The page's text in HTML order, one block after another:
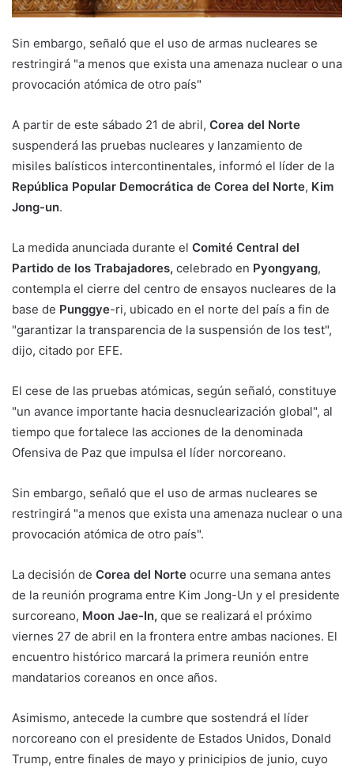
Sin embargo, señaló que el uso de armas nucleares se
restringirá "a menos que exista una amenaza nuclear o una
provocación atómica de otro país"
A partir de este sábado 21 de abril, Corea del Norte
suspenderá las pruebas nucleares y lanzamiento de
misiles balísticos intercontinentales, informó el líder de la
República Popular Democrática de Corea del Norte, Kim
Jong-un.
La medida anunciada durante el Comité Central del
Partido de los Trabajadores, celebrado en Pyongyang,
contempla el cierre del centro de ensayos nucleares de la
base de Punggye-ri, ubicado en el norte del país a fin de
"garantizar la transparencia de la suspensión de los test",
dijo, citado por EFE.
El cese de las pruebas atómicas, según señaló, constituye
"un avance importante hacia desnuclearización global", al
tiempo que fortalece las acciones de la denominada
Ofensiva de Paz que impulsa el líder norcoreano.
Sin embargo, señaló que el uso de armas nucleares se
restringirá "a menos que exista una amenaza nuclear o una
provocación atómica de otro país".
La decisión de Corea del Norte ocurre una semana antes
de la reunión programa entre Kim Jong-Un y el presidente
surcoreano, Moon Jae-In, que se realizará el próximo
viernes 27 de abril en la frontera entre ambas naciones. El
encuentro histórico marcará la primera reunión entre
mandatarios coreanos en once años.
Asimismo, antecede la cumbre que sostendrá el líder
norcoreano con el presidente de Estados Unidos, Donald
Trump, entre finales de mayo y prinicipios de junio, cuyo